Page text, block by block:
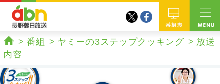
番組
twitterfacebook
ホーム
番組 ヤミーの3ステップクッキング
放送
内容